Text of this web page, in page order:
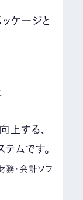
ッケージと
する、
ムです。
務・会計ソフ